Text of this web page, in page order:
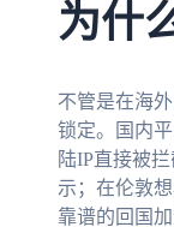
为什
不管是在海
锁定。国内
陆IP直接被
示；在伦敦
靠谱的回国